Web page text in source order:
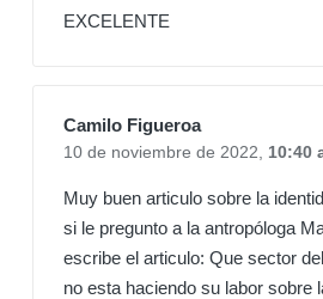
EXCELENTE
Camilo Figueroa
10 de noviembre de 2022, 10:40
Muy buen articulo sobre la
si le pregunto a la antropóloga
escribe el articulo: Que sector
no esta haciendo su labor sobre